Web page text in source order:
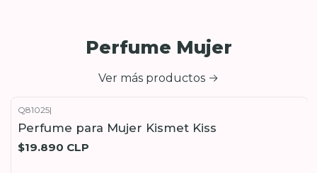
Perfume Mujer
Ver más productos
Q81025|
Perfume para Mujer Kismet Kiss
$19.890 CLP